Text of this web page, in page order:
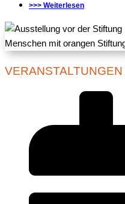
>>> Weiterlesen